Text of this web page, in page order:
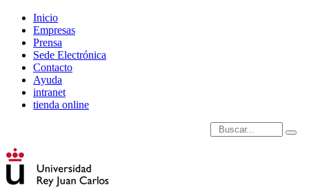
Inicio
Empresas
Prensa
Sede Electrónica
Contacto
Ayuda
intranet
tienda online
Introduce términos de